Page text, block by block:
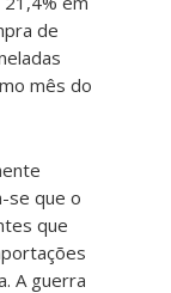
de
mês do
se que o
que
A guerra